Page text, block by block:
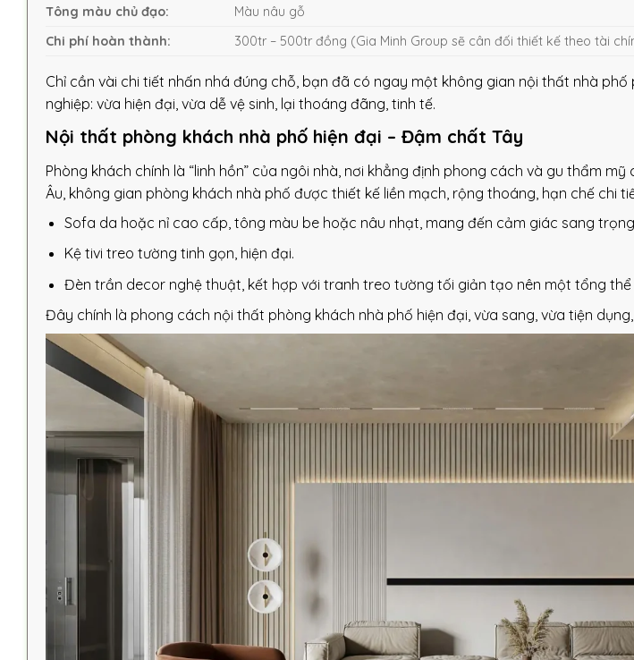
Tông màu chủ đạo:
Màu nâu gỗ
Chi phí hoàn thành:
300tr – 500tr đồng (Gia Minh Group sẽ cân đối thiết kế theo tài
Chỉ cần vài chi tiết nhấn nhá đúng chỗ, bạn đã có ngay một không gian nội thất nhà
nghiệp: vừa hiện đại, vừa dễ vệ sinh, lại thoáng đãng, tinh tế.
Nội thất phòng khách nhà phố hiện đại – Đậm chất Tây
Phòng khách chính là “linh hồn” của ngôi nhà, nơi khẳng định phong cách và gu thẩm
Âu, không gian phòng khách nhà phố được thiết kế liền mạch, rộng thoáng, hạn chế chi
Sofa da hoặc nỉ cao cấp, tông màu be hoặc nâu nhạt, mang đến cảm giác sang
Kệ tivi treo tường tinh gọn, hiện đại.
Đèn trần decor nghệ thuật, kết hợp với tranh treo tường tối giản tạo nên một tổng thể
Đây chính là phong cách nội thất phòng khách nhà phố hiện đại, vừa sang, vừa tiện